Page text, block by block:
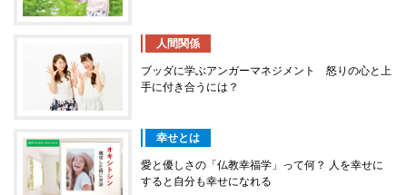
人間関係
ブッダに学ぶアンガーマネジメント 怒りの心と上
手に付き合うには？
幸せとは
愛と優しさの「仏教幸福学」って何？ 人を幸せに
すると自分も幸せになれる